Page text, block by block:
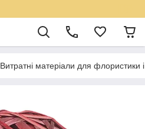
Витратні матеріали для флористики